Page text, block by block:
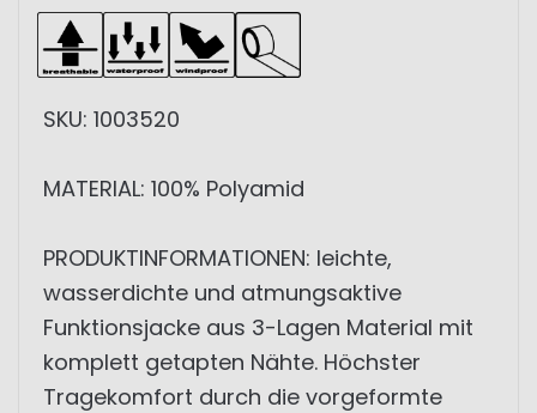
SKU: 1003520
MATERIAL: 100% Polyamid
PRODUKTINFORMATIONEN: leichte,
wasserdichte und atmungsaktive
Funktionsjacke aus 3-Lagen Material mit
komplett getapten Nähte. Höchster
Tragekomfort durch die vorgeformte